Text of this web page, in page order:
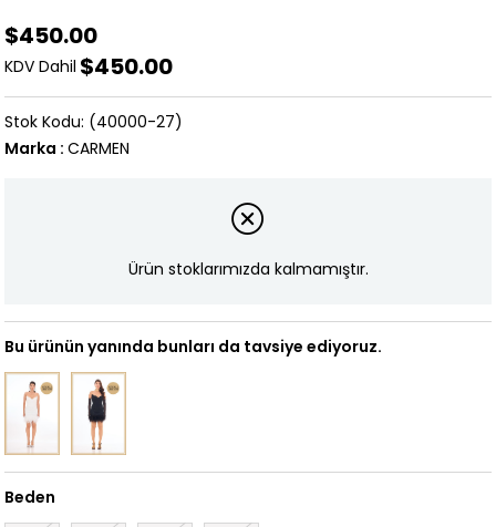
$450.00
KDV Dahil $450.00
(40000-27)
Marka : CARMEN
Ürün stoklarımızda kalmamıştır.
Bu ürünün yanında bunları da tavsiye ediyoruz.
Beden